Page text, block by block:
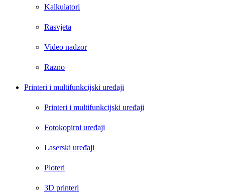
Kalkulatori
Rasvjeta
Video nadzor
Razno
Printeri i multifunkcijski uređaji
Printeri i multifunkcijski uređaji
Fotokopirni uređaji
Laserski uređaji
Ploteri
3D printeri